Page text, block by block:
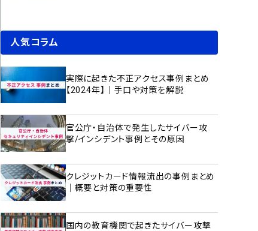
人気コラム
実際に起きた不正アクセス事例まとめ
【2024年】｜手口や対策を解説
官公庁・自治体で発生したサイバー攻
撃/インシデント事例とその原因
クレジットカード情報流出の事例まとめ
｜概要と対策の重要性
国内の教育機関で起きたサイバー攻撃